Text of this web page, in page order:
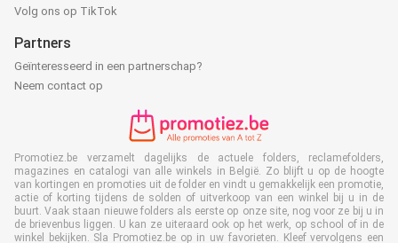
Volg ons op TikTok
Partners
Geïnteresseerd in een partnerschap?
Neem contact op
Promotiez.be verzamelt dagelijks de actuele folders, reclamefolders,
magazines en catalogi van alle winkels in België. Zo blijft u op de hoogte
van kortingen en promoties uit de folder en vindt u gemakkelijk een promotie,
actie of korting tijdens de solden of uitverkoop van een winkel bij u in de
buurt. Vaak staan nieuwe folders als eerste op onze site, nog voor ze bij u in
de brievenbus liggen. U kan ze uiteraard ook op het werk, op school of in de
winkel bekijken. Sla Promotiez.be op in uw favorieten. Kleef vervolgens een